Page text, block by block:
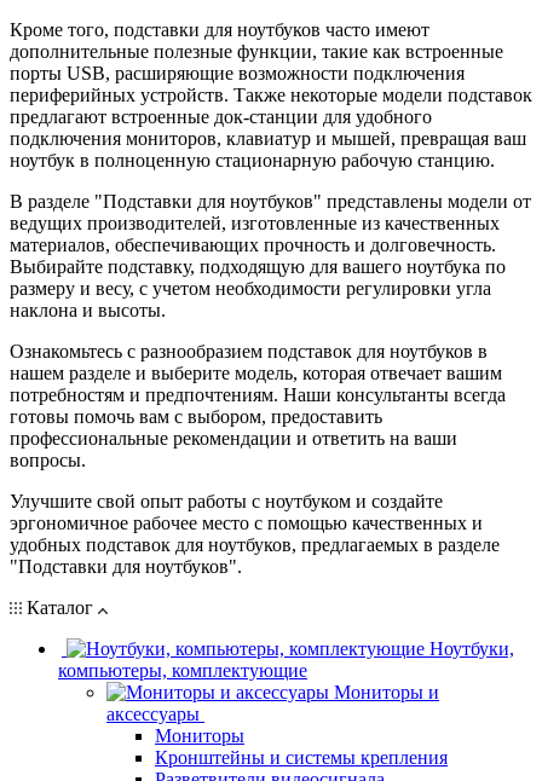
Кроме того, подставки для ноутбуков часто имеют
дополнительные полезные функции, такие как встроенные
порты USB, расширяющие возможности подключения
периферийных устройств. Также некоторые модели подставок
предлагают встроенные док-станции для удобного
подключения мониторов, клавиатур и мышей, превращая ваш
ноутбук в полноценную стационарную рабочую станцию.
В разделе "Подставки для ноутбуков" представлены модели от
ведущих производителей, изготовленные из качественных
материалов, обеспечивающих прочность и долговечность.
Выбирайте подставку, подходящую для вашего ноутбука по
размеру и весу, с учетом необходимости регулировки угла
наклона и высоты.
Ознакомьтесь с разнообразием подставок для ноутбуков в
нашем разделе и выберите модель, которая отвечает вашим
потребностям и предпочтениям. Наши консультанты всегда
готовы помочь вам с выбором, предоставить
профессиональные рекомендации и ответить на ваши
вопросы.
Улучшите свой опыт работы с ноутбуком и создайте
эргономичное рабочее место с помощью качественных и
удобных подставок для ноутбуков, предлагаемых в разделе
"Подставки для ноутбуков".
Каталог
Ноутбуки,
компьютеры, комплектующие
Мониторы и
аксессуары
Мониторы
Кронштейны и системы крепления